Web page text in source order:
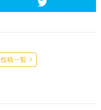
投稿一覧